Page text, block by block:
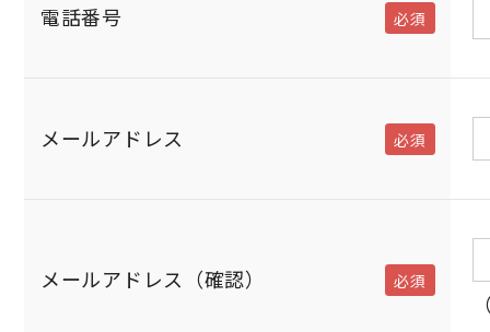
電話番号
メールアドレス
メールアドレス（確認）